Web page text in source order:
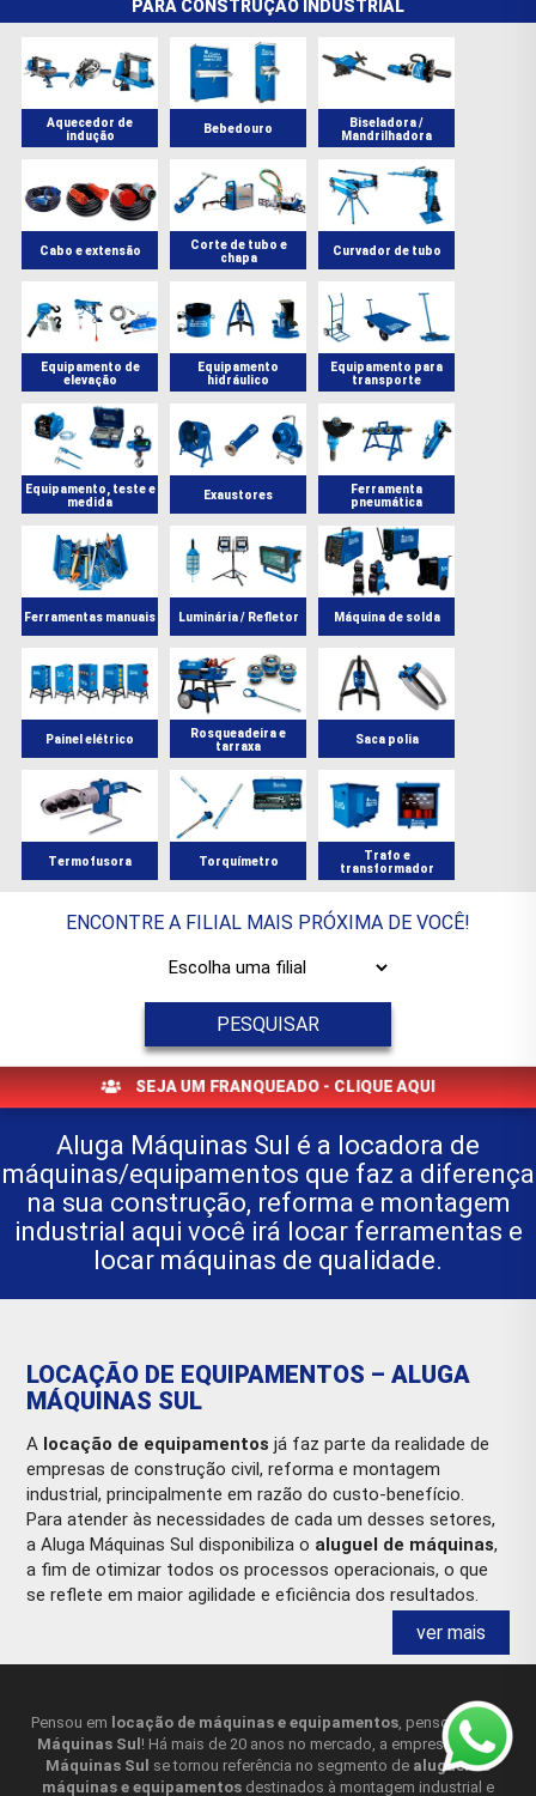
PARA CONSTRUÇÃO INDUSTRIAL
Aquecedor de
indução
Bebedouro
Biseladora /
Mandrilhadora
Cabo e extensão
Corte de tubo e
chapa
Curvador de tubo
Equipamento de
elevação
Equipamento
hidráulico
Equipamento para
transporte
Equipamento, teste e
medida
Exaustores
Ferramenta
pneumática
Ferramentas manuais Luminária / Refletor Máquina de solda
Painel elétrico
Rosqueadeira e
tarraxa
Saca polia
Termofusora Torquímetro
Trafo e
transformador
ENCONTRE A FILIAL MAIS PRÓXIMA DE VOCÊ!
PESQUISAR
SEJA UM FRANQUEADO - CLIQUE AQUI
Aluga Máquinas Sul é a locadora de
máquinas/equipamentos que faz a diferença
na sua construção, reforma e montagem
industrial aqui você irá locar ferramentas e
locar máquinas de qualidade.
LOCAÇÃO DE EQUIPAMENTOS – ALUGA
MÁQUINAS SUL
A locação de equipamentos já faz parte da realidade de
empresas de construção civil, reforma e montagem
industrial, principalmente em razão do custo-benefício.
Para atender às necessidades de cada um desses setores,
a Aluga Máquinas Sul disponibiliza o aluguel de máquinas,
a fim de otimizar todos os processos operacionais, o que
se reflete em maior agilidade e eficiência dos resultados.
aluguel de equipamentos para construção
civil,desde para simples reformas até obras de grande
Simplesmente porque contamos com as máquinas e
equipamentos que atendem a cada uma das necessidades
de nossos clientes.
ver mais
Pensou em locação de máquinas e equipamentos, pensouAluga
Máquinas Sul ! Há mais de 20 anos no mercado, a empresa Aluga
Máquinas Sul se tornou referência no segmento de aluguel de
máquinas e equipamentos destinados à montagem industrial e